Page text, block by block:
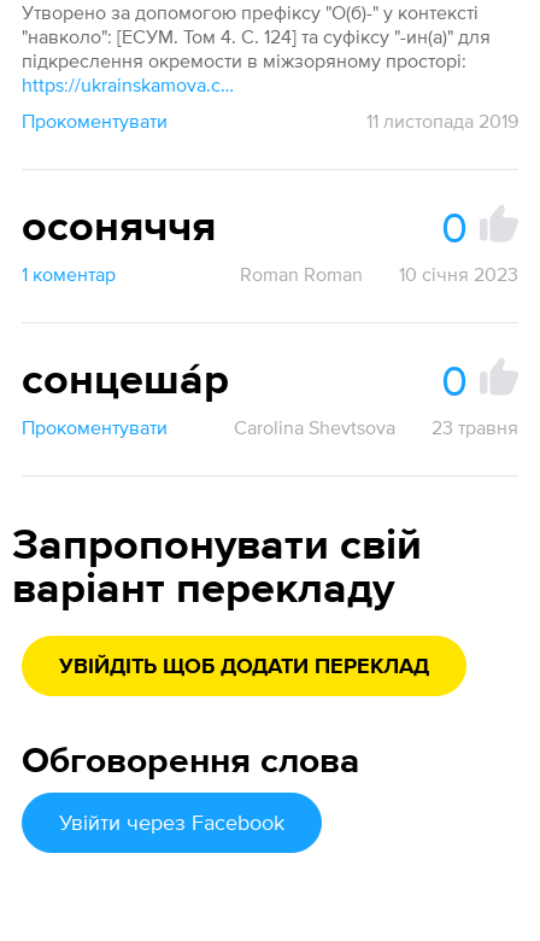
Утворено за допомогою префіксу "О(б)-" у контексті
"навколо": [ЕСУМ. Том 4. С. 124] та суфіксу "-ин(а)" для
підкреслення окремости в міжзоряному просторі:
https://ukrainskamova.com/publ/chinnij_pravopis/morfologija_i_pravopis/slovotvir_imennikiv/6-1-0-87
Прокоментувати
11 листопада 2019
осоняччя 0
1 коментар Roman Roman 10 січня 2023
сонцеша́р 0
Прокоментувати Carolina Shevtsova 23 травня
Запропонувати свій
варіант перекладу
УВІЙДІТЬ ЩОБ ДОДАТИ ПЕРЕКЛАД
Обговорення слова
Увійти через Facebook